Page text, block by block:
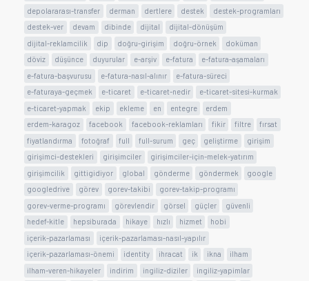
depolararası-transfer
derman dertlere destek
destek-programları
destek-ver
devam dibinde dijital
dijital-dönüşüm
dijital-reklamcilik
dip doğru-girişim doğru-örnek
doküman
döviz
düşünce duyurular e-arşiv e-fatura
e-fatura-aşamaları
e-fatura-başvurusu
e-fatura-nasıl-alınır
e-fatura-süreci
e-faturaya-geçmek
e-ticaret e-ticaret-nedir
e-ticaret-sitesi-kurmak
e-ticaret-yapmak
ekip ekleme en entegre
erdem
erdem-karagoz
facebook facebook-reklamları fikir filtre
fırsat
fiyatlandırma
fotoğraf full full-surum geç geliştirme
girişim
girişimci-destekleri
girişimciler
girişimciler-için-melek-yatırım
girişimcilik
gittigidiyor global gönderme göndermek
google
googledrive
görev gorev-takibi
gorev-takip-programı
gorev-verme-programı
görevlendir görsel güçler
güvenli
hedef-kitle
hepsiburada hikaye hızlı hizmet
hobi
içerik-pazarlaması
içerik-pazarlaması-nasıl-yapılır
içerik-pazarlaması-önemi
identity ihracat ik ikna
ilham
ilham-veren-hikayeler
indirim ingiliz-diziler
ingiliz-yapimlar